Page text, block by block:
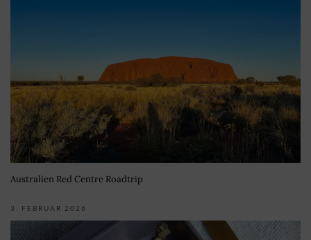
Australien Red Centre Roadtrip
3. FEBRUAR 2026